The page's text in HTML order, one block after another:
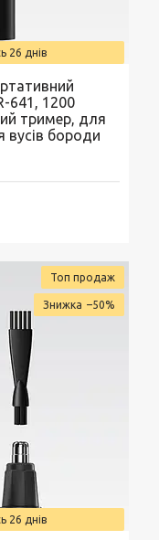
26 днів
641, 1200
тример, для
вусів бороди
Топ продаж
–50%
26 днів